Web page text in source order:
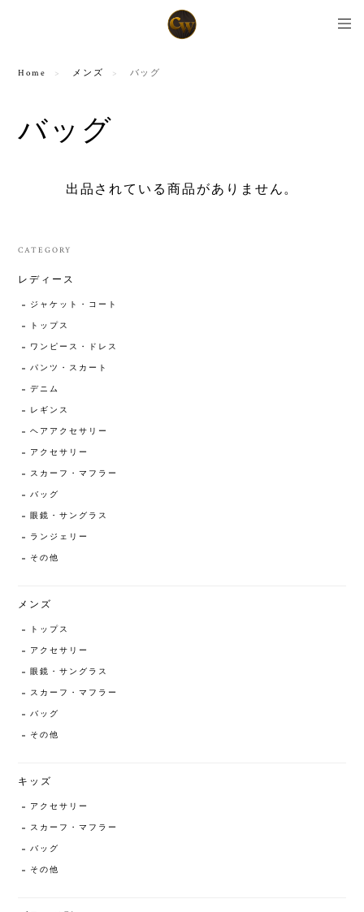
Home メンズ バッグ
バッグ
出品されている商品がありません。
CATEGORY
レディース
ジャケット・コート
トップス
ワンピース・ドレス
パンツ・スカート
デニム
レギンス
ヘアアクセサリー
アクセサリー
スカーフ・マフラー
バッグ
眼鏡・サングラス
ランジェリー
その他
メンズ
トップス
アクセサリー
眼鏡・サングラス
スカーフ・マフラー
バッグ
その他
キッズ
アクセサリー
スカーフ・マフラー
バッグ
その他